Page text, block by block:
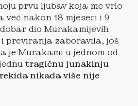
prvu ljubav koja me vrlo
nakon 18 mjeseci i 9
dio Murakamijevih
previranja zaboravila, još
je Murakami u jednom od
tragičnu junakinju
nikada više nije